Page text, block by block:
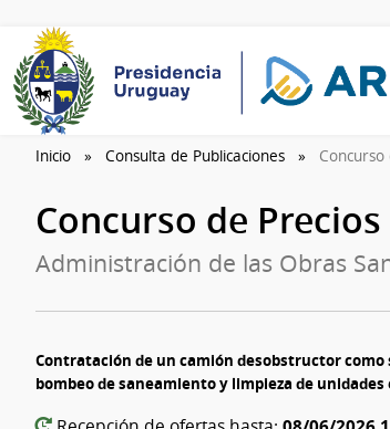
Inicio Consulta de Publicaciones
Concurso de
Administración de las Obras
Contratación de un camión desobstructor
bombeo de saneamiento y limpieza de